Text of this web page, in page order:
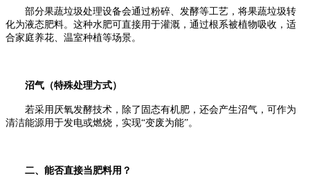
部分果蔬垃圾处理设备会通过粉碎、发酵等工艺，将果蔬垃圾转
化为液态肥料。这种水肥可直接用于灌溉，通过根系被植物吸收，适
合家庭养花、温室种植等场景。
沼气（特殊处理方式）
若采用厌氧发酵技术，除了固态有机肥，还会产生沼气，可作为
清洁能源用于发电或燃烧，实现“变废为能”。
二、能否直接当肥料用？